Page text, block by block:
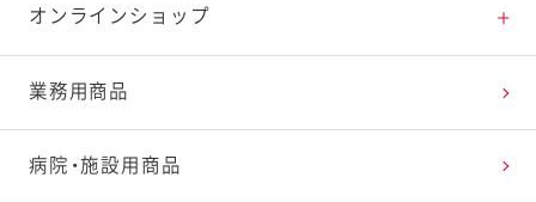
特集レシピ
レシピランキング
レシピ動画
販売終了商品一覧
マヨテラス（見学施設）
オープンキッチン（工場見学）
深谷テラス ヤサイな仲間たちファーム
お客様相談室トップ
よくお寄せいただくご質問
お客様の声を活かしました
オンラインショップ
Qummy
キユーピーウエルネス
業務用商品
病院・施設用商品